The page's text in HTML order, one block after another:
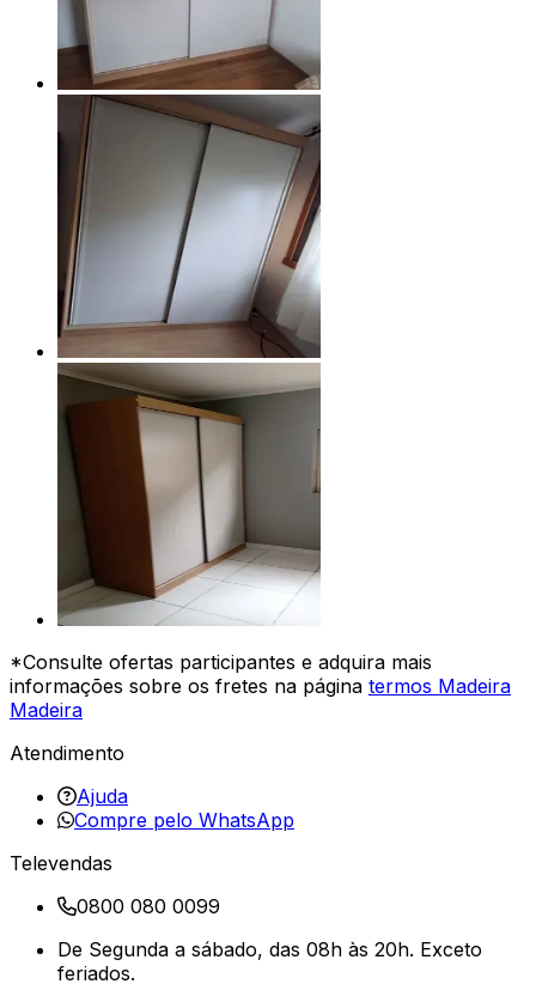
*Consulte ofertas participantes e adquira mais
informações sobre os fretes na página termos Madeira
Madeira
Atendimento
Ajuda
Compre pelo WhatsApp
Televendas
0800 080 0099
De Segunda a sábado, das 08h às 20h. Exceto
feriados.